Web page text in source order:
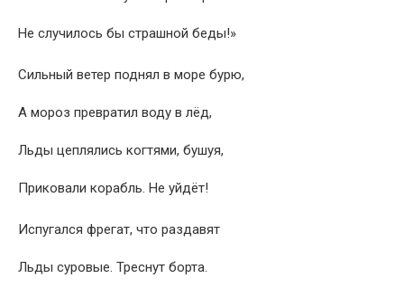
Не случилось бы страшной беды!»
Сильный ветер поднял в море бурю,
А мороз превратил воду в лёд,
Льды цеплялись когтями, бушуя,
Приковали корабль. Не уйдёт!
Испугался фрегат, что раздавят
Льды суровые. Треснут борта.